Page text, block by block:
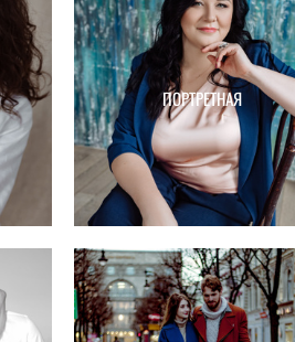
ПОРТРЕТНАЯ